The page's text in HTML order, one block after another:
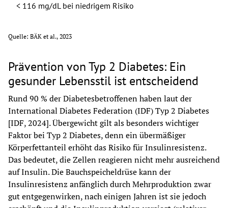
< 116 mg/dL bei niedrigem Risiko
Quelle: BÄK et al., 2023
Prävention von Typ 2 Diabetes: Ein
gesunder Lebensstil ist entscheidend
Rund 90 % der Diabetesbetroffenen haben laut der
International Diabetes Federation (IDF) Typ 2 Diabetes
[IDF, 2024]. Übergewicht gilt als besonders wichtiger
Faktor bei Typ 2 Diabetes, denn ein übermäßiger
Körperfettanteil erhöht das Risiko für Insulinresistenz.
Das bedeutet, die Zellen reagieren nicht mehr ausreichend
auf Insulin. Die Bauchspeicheldrüse kann der
Insulinresistenz anfänglich durch Mehrproduktion zwar
gut entgegenwirken, nach einigen Jahren ist sie jedoch